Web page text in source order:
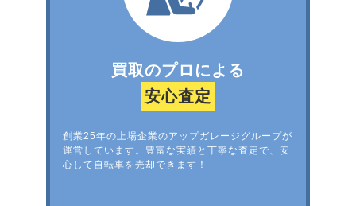
買取のプロによる
安心査定
創業25年の上場企業のアップガレージグループが
運営しています。豊富な実績と丁寧な査定で、安
心して自転車を売却できます！